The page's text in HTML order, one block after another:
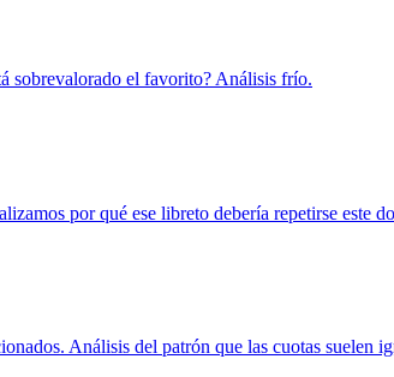
sobrevalorado el favorito? Análisis frío.
por qué ese libreto debería repetirse este
Análisis del patrón que las cuotas suelen